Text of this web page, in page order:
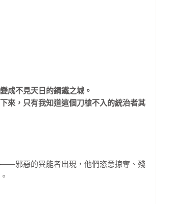
成不見天日的鋼鐵之城。
來，只有我知道這個刀槍不入的統治者其
邪惡的異能者出現，他們恣意掠奪、殘